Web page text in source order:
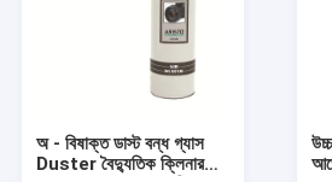
অ - বিষাক্ত ডাস্ট বন্ধ গ্যাস
Duster বৈদ্যুতিক ক্লিনার